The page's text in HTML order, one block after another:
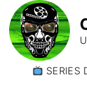
SERIES